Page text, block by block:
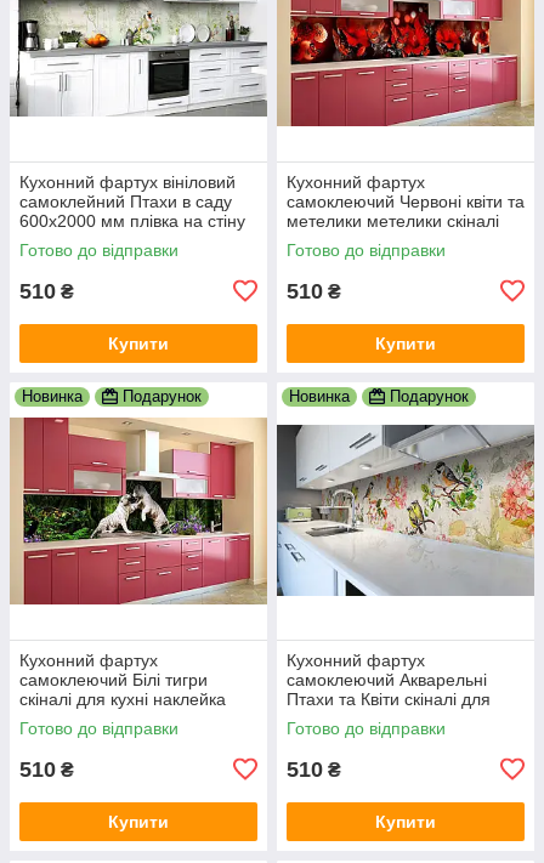
Кухонний фартух вініловий
самоклейний Птахи в саду
600х2000 мм плівка на стіну
Happy Pocket Z181429
Готово до відправки
510 ₴
Купити
Кухонний фартух
самоклеючий Червоні квіти та
метелики метелики скіналі
для кухні наклейка ПВХ
600х2000 мм
Готово до відправки
510 ₴
Купити
Новинка Подарунок
Кухонний фартух
самоклеючий Білі тигри
скіналі для кухні наклейка
ПВХ тварини зелений
600х2000 мм
Готово до відправки
510 ₴
Купити
Новинка Подарунок
Кухонний фартух
самоклеючий Акварельні
Птахи та Квіти скіналі для
кухні наклейка ПВХ бежевий
600х2000 мм
Готово до відправки
510 ₴
Купити